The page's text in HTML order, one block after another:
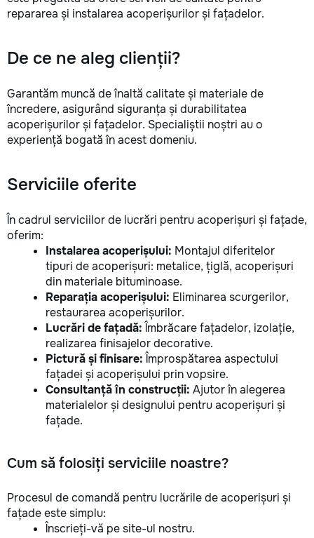
repararea și instalarea acoperișurilor și fațadelor.
De ce ne aleg clienții?
Garantăm muncă de înaltă calitate și materiale de
încredere, asigurând siguranța și durabilitatea
acoperișurilor și fațadelor. Specialiștii noștri au o
experiență bogată în acest domeniu.
Serviciile oferite
În cadrul serviciilor de lucrări pentru acoperișuri și fațade,
oferim:
Instalarea acoperișului: Montajul diferitelor
tipuri de acoperișuri: metalice, țiglă, acoperișuri
din materiale bituminoase.
Reparația acoperișului: Eliminarea scurgerilor,
restaurarea acoperișurilor.
Lucrări de fațadă: Îmbrăcare fațadelor, izolație,
realizarea finisajelor decorative.
Pictură și finisare: Împrospătarea aspectului
fațadei și acoperișului prin vopsire.
Consultanță în construcții: Ajutor în alegerea
materialelor și designului pentru acoperișuri și
fațade.
Cum să folosiți serviciile noastre?
Procesul de comandă pentru lucrările de acoperișuri și
fațade este simplu:
Înscrieți-vă pe site-ul nostru.